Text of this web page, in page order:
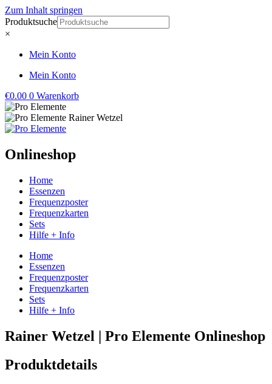
Zum Inhalt springen
Produktsuche
×
Mein Konto
Mein Konto
€0.00 0 Warenkorb
Onlineshop
Home
Essenzen
Frequenzposter
Frequenzkarten
Sets
Hilfe + Info
Home
Essenzen
Frequenzposter
Frequenzkarten
Sets
Hilfe + Info
Rainer Wetzel | Pro Elemente Onlineshop
Produktdetails